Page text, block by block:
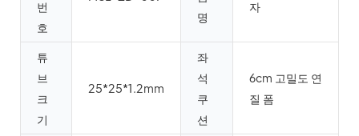
번
호
명
자
튜
브
크
기
25*25*1.2mm
좌
석
쿠
션
6cm 고밀도 연
질 폼